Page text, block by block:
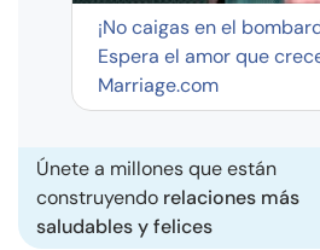
¡No caigas en el
Espera el amor que
Marriage.com
Únete a millones que están
construyendo relaciones más
saludables y felices